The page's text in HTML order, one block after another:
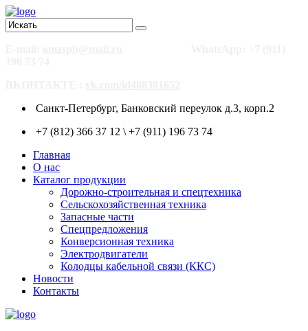
Санкт-Петербург, Банковский переулок д.3, корп.2
+7 (812) 366 37 12 \ +7 (911) 196 73 74
Главная
О нас
Каталог продукции
Дорожно-строительная и спецтехника
Сельскохозяйственная техника
Запасные части
Спецпредложения
Конверсионная техника
Электродвигатели
Колодцы кабельной связи (ККС)
Новости
Контакты